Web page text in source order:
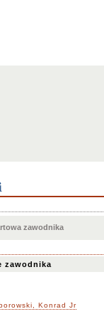
zawodnika
zawodnika